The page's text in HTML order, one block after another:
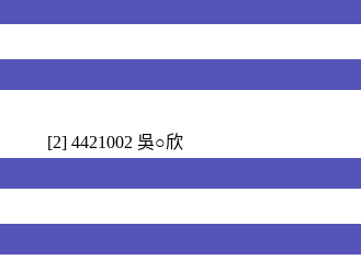
[2] 4421002 吳○欣